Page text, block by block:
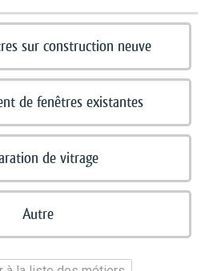
sur construction neuve
de fenêtres existantes
de vitrage
Autre